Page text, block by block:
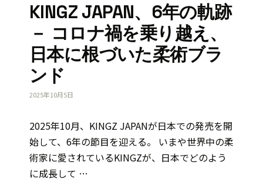
KINGZ JAPAN、6年の軌跡
－ コロナ禍を乗り越え、
日本に根づいた柔術ブラ
ンド
2025年10月5日
2025年10月、KINGZ JAPANが日本での発売を開
始して、6年の節目を迎える。 いまや世界中の柔
術家に愛されているKINGZが、日本でどのよう
に成長して …